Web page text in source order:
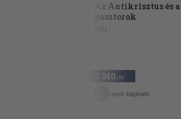
Az Antikrisztus és a
pásztorok
2011
3.340 ,-Ft
pont kapható